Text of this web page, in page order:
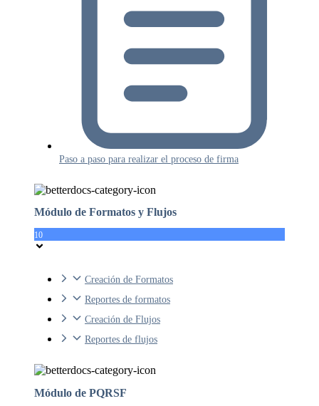
Paso a paso para realizar el proceso de firma
Módulo de Formatos y Flujos
10
Creación de Formatos
Reportes de formatos
Creación de Flujos
Reportes de flujos
Módulo de PQRSF